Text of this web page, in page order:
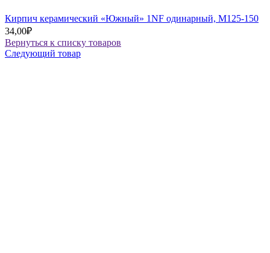
Кирпич керамический «Южный» 1NF одинарный, М125-150
34,00₽
Вернуться к списку товаров
Следующий товар